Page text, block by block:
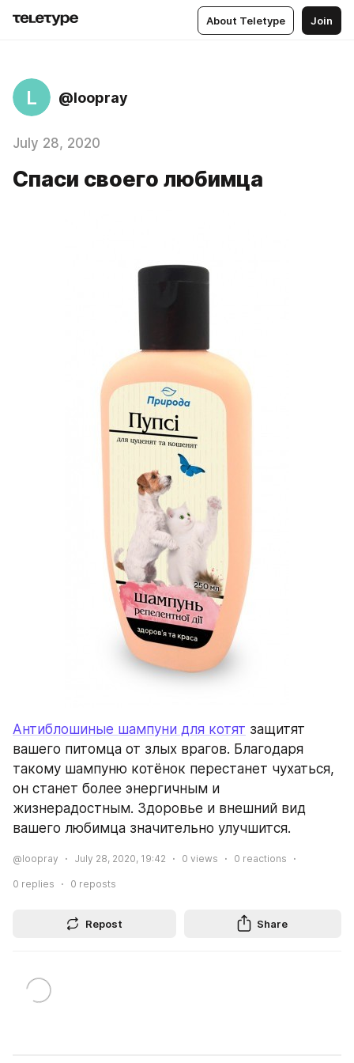
About Teletype Join
L @loopray
July 28, 2020
Спаси своего любимца
Антиблошиные шампуни для котят защитят
вашего питомца от злых врагов. Благодаря
такому шампуню котёнок перестанет чухаться,
он станет более энергичным и
жизнерадостным. Здоровье и внешний вид
вашего любимца значительно улучшится.
@loopray July 28, 2020, 19:42 0 views 0 reactions
0 replies 0 reposts
Repost Share